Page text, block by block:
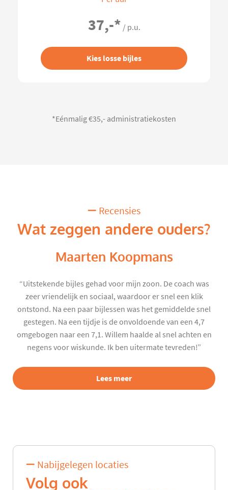
37,-* / p.u.
Kies losse bijles
*Eénmalig €35,- administratiekosten
Recensies
Wat zeggen andere ouders?
Maarten Koopmans
“Uitstekende bijles gehad voor mijn zoon. De coach was
zeer vriendelijk en sociaal, waardoor er snel een klik
ontstond. Na een paar bijlessen was het gemiddelde snel
gestegen. Na een tijdje is de onvoldoende van een 4,7
omgebogen naar een 7,1. Willem haalde al snel achten en
negens voor wiskunde. Ik ben uitermate tevreden!”
Lees meer
Nabijgelegen locaties
Volg ook